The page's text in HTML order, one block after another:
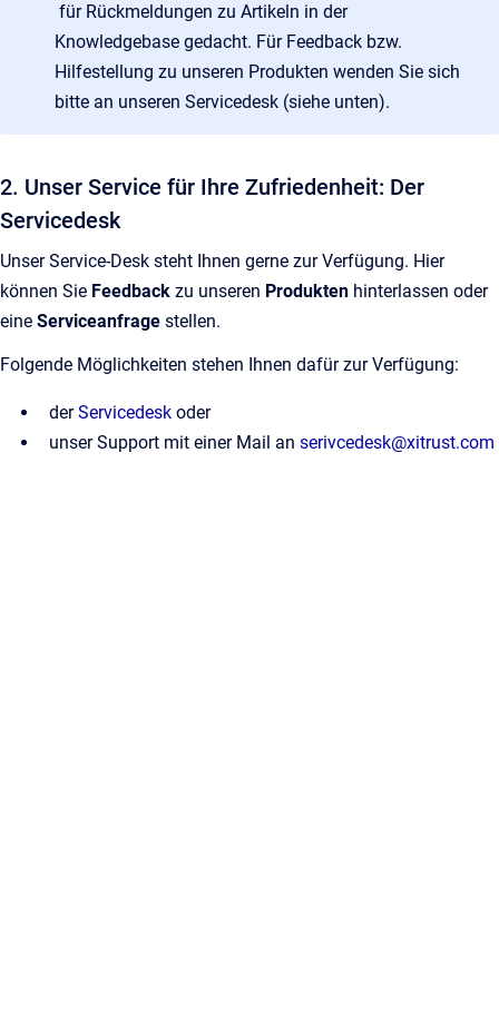
für Rückmeldungen zu Artikeln in der
Knowledgebase gedacht. Für Feedback bzw.
Hilfestellung zu unseren Produkten wenden Sie sich
bitte an unseren Servicedesk (siehe unten).
2. Unser Service für Ihre Zufriedenheit: Der
Servicedesk
Unser Service-Desk steht Ihnen gerne zur Verfügung. Hier
können Sie Feedback zu unseren Produkten hinterlassen oder
eine Serviceanfrage stellen.
Folgende Möglichkeiten stehen Ihnen dafür zur Verfügung:
derServicedesk oder
unser Support mit einer Mail an serivcedesk@xitrust.com